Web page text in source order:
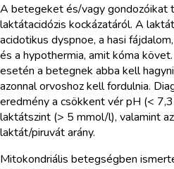
A betegeket és/vagy gondozóikat
laktátacidózis kockázatáról. A
acidotikus dyspnoe, a hasi
és a hypothermia, amit kóma
esetén a betegnek abba kell
azonnal orvoshoz kell fordulnia.
eredmény a csökkent vér pH (<
laktátszint (> 5 mmol/l), valamint
laktát/piruvát arány.
Mitokondriális betegségben